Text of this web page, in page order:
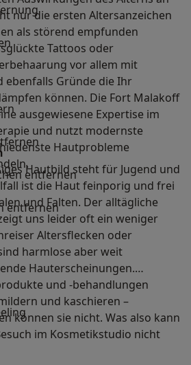
nur die ersten Altersanzeichen
als störend empfunden
Tattoos oder
vor allem mit
ebenfalls Gründe die Ihr
können. Die Fort Malakoff
ausgewiesene Expertise im
und nutzt modernste
Hautprobleme
entfernen
entfernen
Hautbild steht für Jugend und
ist die Haut feinporig und frei
und Falten. Der alltägliche
uns leider oft ein weniger
Altersflecken oder
harmlose aber weit
Hauterscheinungen.
und -behandlungen
und kaschieren –
können sie nicht. Was also kann
im Kosmetikstudio nicht